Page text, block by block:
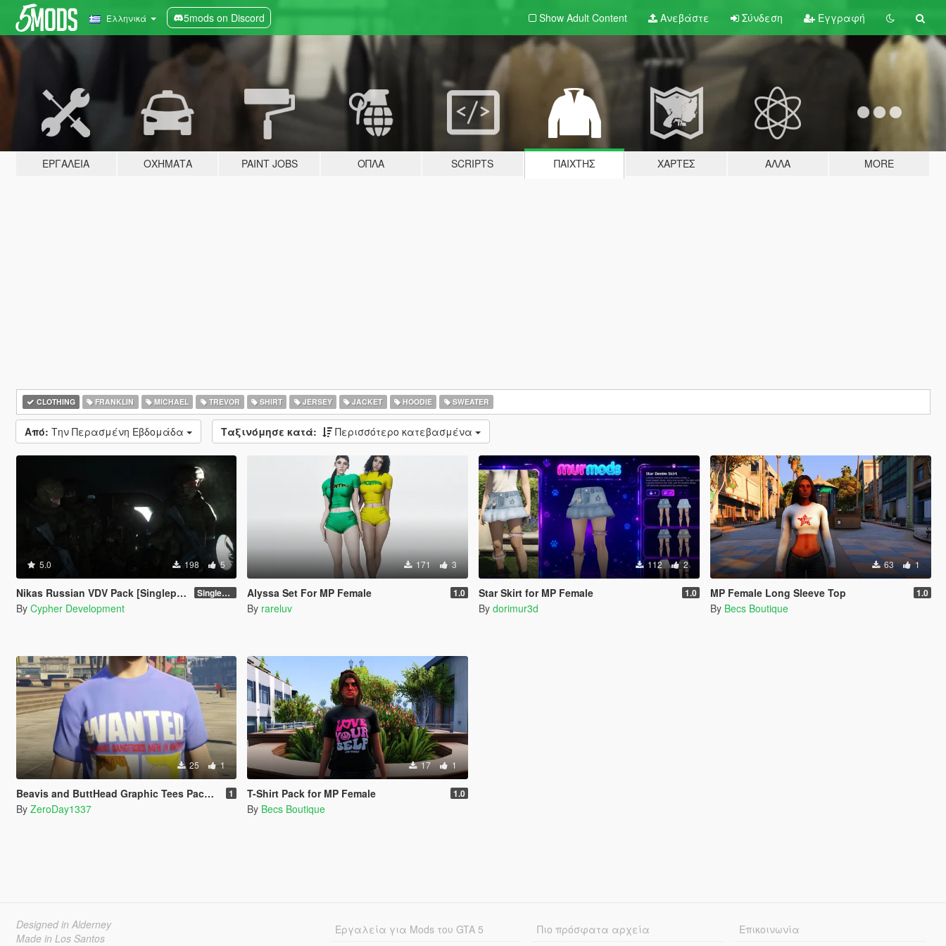
Ελληνικά 5mods on Discord Show Adult Content Ανεβάστε Σύνδεση Εγγραφή
ΕΡΓΑΛΕΊΑ ΟΧΉΜΑΤΑ PAINT JOBS ΌΠΛΑ SCRIPTS ΠΑΊΧΤΗΣ ΧΆΡΤΕΣ ΆΛΛΑ MORE
CLOTHING FRANKLIN MICHAEL TREVOR SHIRT JERSEY JACKET HOODIE SWEATER
Από: Την Περασμένη Εβδομάδα Ταξινόμησε κατά: Περισσότερο κατεβασμένα
5.0 198 5
Nikas Russian VDV Pack [Singleplayer / FiveM] Singleplayer 1.0
By Cypher Development
171 3
Alyssa Set For MP Female 1.0
By rareluv
112 2
Star Skirt for MP Female 1.0
By dorimur3d
63 1
MP Female Long Sleeve Top 1.0
By Becs Boutique
25 1
Beavis and ButtHead Graphic Tees Pack for MP Male 1
By ZeroDay1337
17 1
T-Shirt Pack for MP Female 1.0
By Becs Boutique
Designed in Alderney
Made in Los Santos
Εργαλεία για Mods του GTA 5 Πιο πρόσφατα αρχεία Επικοινωνία